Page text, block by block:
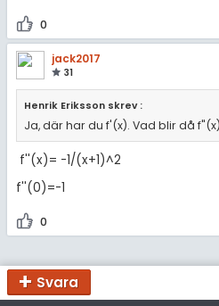
0
jack2017
31
Henrik Eriksson skrev :
Ja, där har du f'(x). Vad blir då
f''(x)= -1/(x+1)^2
f''(0)=-1
0
Svara